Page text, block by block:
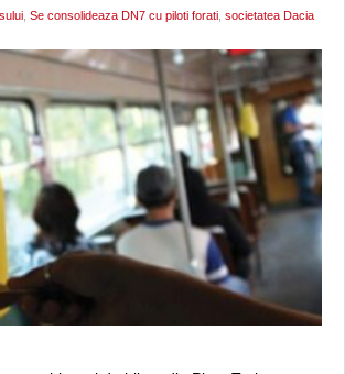
Se consolideaza DN7 cu piloti forati societatea Dacia